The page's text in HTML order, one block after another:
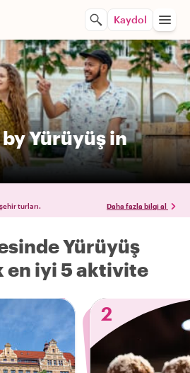
Kaydol
Yürüyüş in
turları. Daha fazla bilgi al
Yürüyüş
en iyi 5 aktivite
2